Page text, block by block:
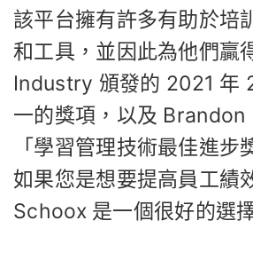
該平台擁有許多有助於培
和工具，並因此為他們贏
Industry 頒發的 2021 年
一的獎項，以及 Brandon
「學習管理技術最佳進步
如果您是想要提高員工績
Schoox 是一個很好的選